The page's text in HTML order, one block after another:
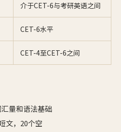
介于CET-6与考研英语之间
CET-6水平
CET-4至CET-6之间
量和语法基础
文，20个空